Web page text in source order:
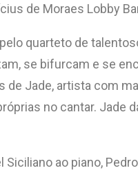
de Moraes Lobby
quarteto de
se bifurcam e se
Jade, artista com
no cantar. Jade
ao piano,